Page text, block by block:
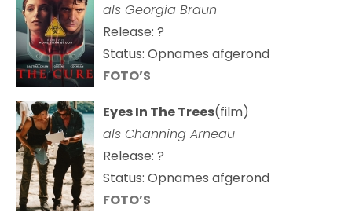
als Georgia Braun
Release: ?
Status: Opnames afgerond
FOTO’S
Eyes In The Trees(film)
als Channing Arneau
Release: ?
Status: Opnames afgerond
FOTO’S